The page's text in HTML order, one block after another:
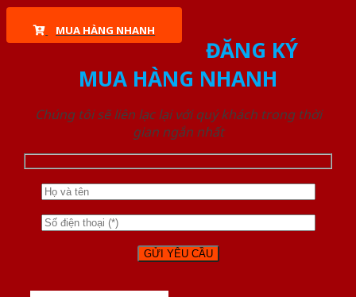
MUA HÀNG NHANH
ĐĂNG KÝ
MUA HÀNG NHANH
Chúng tôi sẽ liên lạc lại với quý khách trong thời
gian ngắn nhất